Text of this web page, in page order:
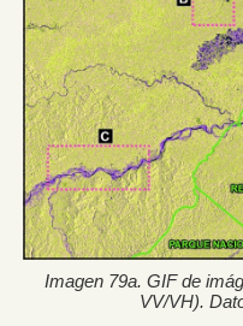
Imagen 79a. GIF de
VV/VH).